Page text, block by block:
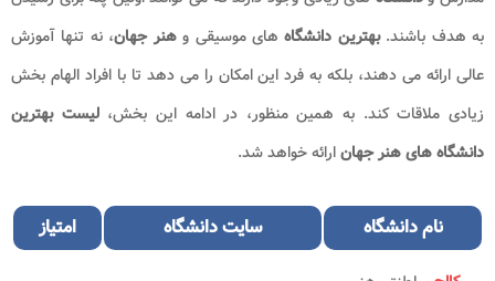
به هدف باشند.بهترین دانشگاههای موسیقی وهنر جهان، نه تنها آموزش
عالی ارائه می دهند، بلکه به فرد این امکان را می دهد تا با افراد الهام بخش
زیادی ملاقات کند. به همین منظور، در ادامه این بخش،لیست بهترین
دانشگاه های هنر جهانارائه خواهد شد.
نامدانشگاه سایتدانشگاه امتیاز